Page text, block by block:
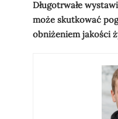
Długotrwałe
może skutkować
obniżeniem jakości